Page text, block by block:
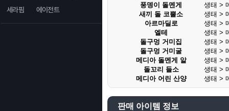
세라핌
에이전트
풍뎅이 돌멘게
생태 >
새끼 돌 코뿔소
생태 >
아르마딜로
생태 >
엘테
생태 >
돌구멍 거미집
생태 >
돌구멍 거미굴
생태 >
메디아 돌멘게 알
생태 >
돌꼬리 들소
생태 >
메디아 어린 산양
생태 >
판매 아이템 정보